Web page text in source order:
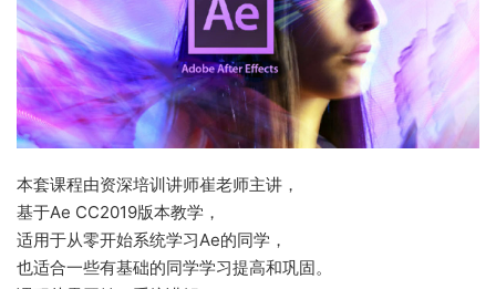
本套课程由资深培训讲师崔老师主讲，
基于Ae CC2019版本教学，
适用于从零开始系统学习Ae的同学，
也适合一些有基础的同学学习提高和巩固。